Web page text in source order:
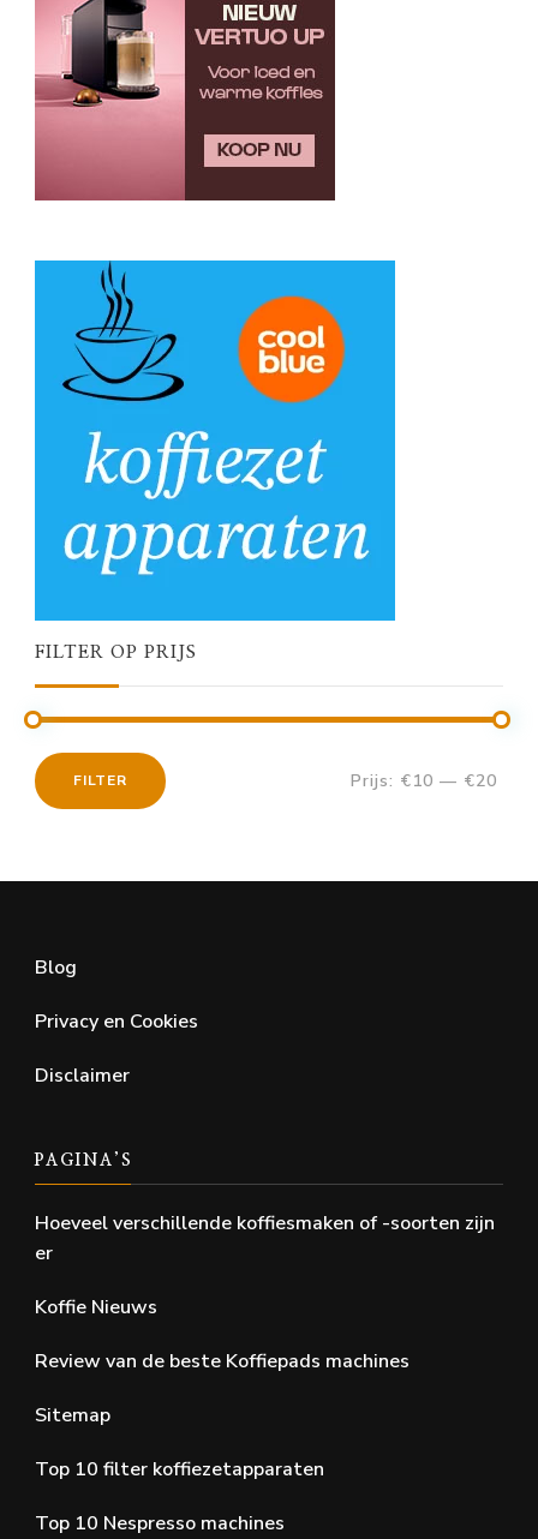
FILTER OP PRIJS
FILTER Prijs: €10 — €20
Blog
Privacy en Cookies
Disclaimer
PAGINA’S
Hoeveel verschillende koffiesmaken of -soorten zijn
er
Koffie Nieuws
Review van de beste Koffiepads machines
Sitemap
Top 10 filter koffiezetapparaten
Top 10 Nespresso machines